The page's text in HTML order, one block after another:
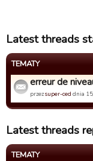
Latest threads
TEMATY
erreur de
przezsuper-ced dnia
Latest threads
TEMATY